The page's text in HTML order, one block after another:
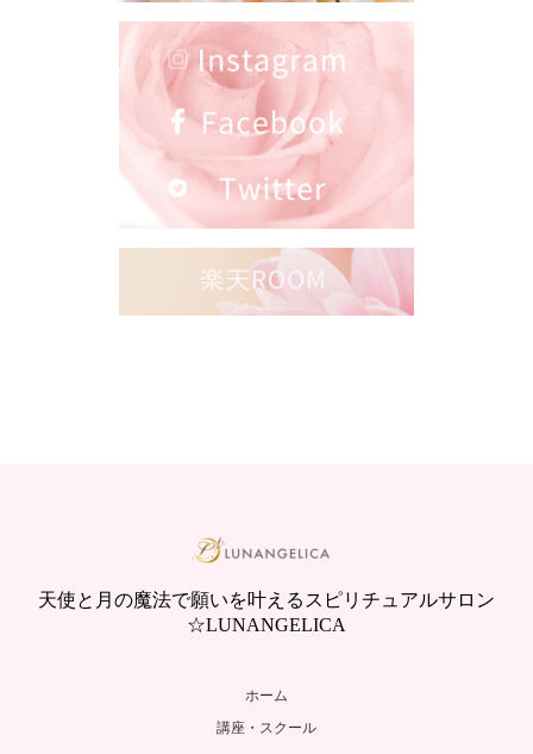
天使と月の魔法で願いを叶えるスピリチュアルサロン
☆LUNANGELICA
ホーム
講座・スクール